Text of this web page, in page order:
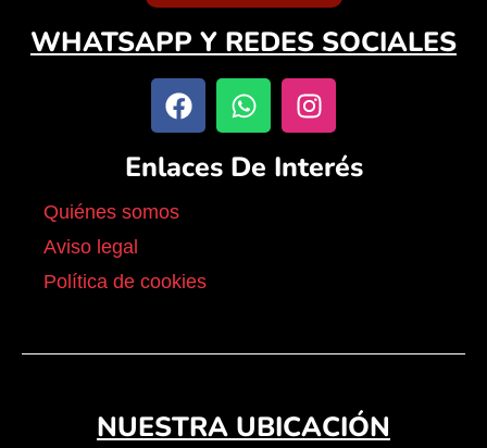
WHATSAPP Y REDES SOCIALES
Enlaces De Interés
Quiénes somos
Aviso legal
Política de cookies
NUESTRA UBICACIÓN